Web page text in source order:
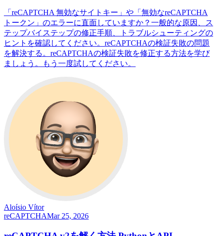
「reCAPTCHA 無効なサイトキー」や「無効なreCAPTCHA
トークン」のエラーに直面していますか？一般的な原因、ス
テップバイステップの修正手順、トラブルシューティングの
ヒントを確認してください。reCAPTCHAの検証失敗の問題
を解決する。reCAPTCHAの検証失敗を修正する方法を学び
ましょう。もう一度試してください。
Aloísio Vítor
reCAPTCHAMar 25, 2026